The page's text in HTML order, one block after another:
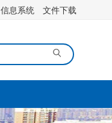
信息系统 文件下载